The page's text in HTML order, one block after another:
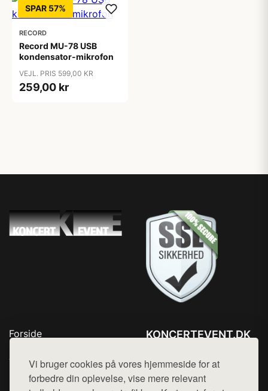
Vi bruger cookies på vores hjemmeside for at
forbedre din oplevelse, vise mere relevant
SPAR 57%
RECORD
Record MU-78 USB
kondensator-mikrofon
VEJL. PRIS 599,00 KR
259,00 kr
Forside
Top Rabatter
Blog
KONCERTEVENT.DK
Mail: hej@want.dk